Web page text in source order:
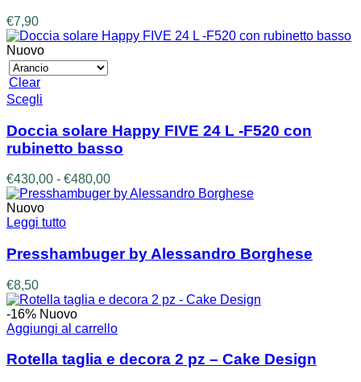
€7,90
Nuovo
Clear
Scegli
ha
più
varianti.
Le
opzioni
possono
essere
scelte
pagina
Doccia solare Happy FIVE 24 L -F520 con
rubinetto basso
€430,00 - €480,00Fascia
di
a
€480,00
Nuovo
Leggi tutto
Presshambuger by Alessandro Borghese
€8,50
-16% Nuovo
Aggiungi al carrello
Rotella taglia e decora 2 pz – Cake Design